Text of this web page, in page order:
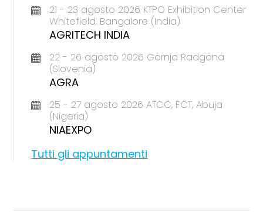
21 - 23 agosto 2026 KTPO Exhibition Center
Whitefield, Bangalore (India)
AGRITECH INDIA
22 - 26 agosto 2026 Gornja Radgona
(Slovenia)
AGRA
25 - 27 agosto 2026 ATCC, FCT, Abuja
(Nigeria)
NIAEXPO
Tutti gli appuntamenti